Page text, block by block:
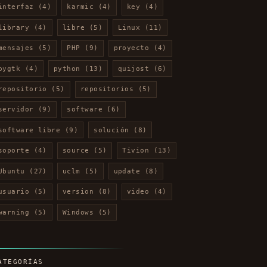
(4) karmic (4) key (4)
(4) libre (5) Linux (11)
(5) PHP (9) proyecto (4)
(4) python (13) quijost (6)
(5) repositorios (5)
(9) software (6)
libre (9) solución (8)
(4) source (5) Tivion (13)
(27) uclm (5) update (8)
(5) version (8) video (4)
(5) Windows (5)